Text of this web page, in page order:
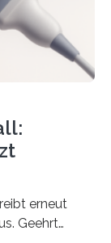
für
in
erneut
Geehrt